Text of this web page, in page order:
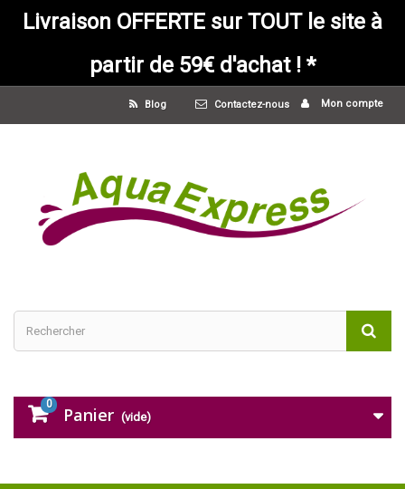
Livraison OFFERTE sur TOUT le site à
partir de 59€ d'achat ! *
Mon compte
Contactez-nous
Blog
Panier
0
(vide)